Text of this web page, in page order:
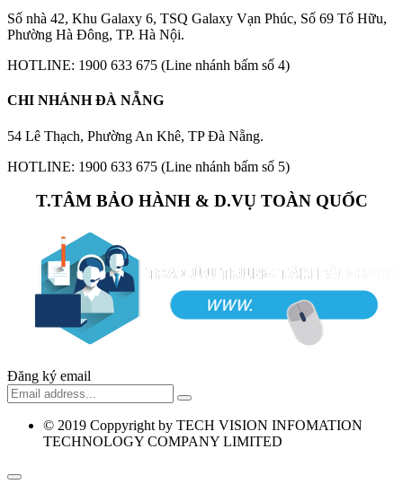
Số nhà 42, Khu Galaxy 6, TSQ Galaxy Vạn Phúc, Số 69 Tố Hữu,
Phường Hà Đông, TP. Hà Nội.
HOTLINE: 1900 633 675 (Line nhánh bấm số 4)
CHI NHÁNH ĐÀ NẴNG
54 Lê Thạch, Phường An Khê, TP Đà Nẵng.
HOTLINE: 1900 633 675 (Line nhánh bấm số 5)
T.TÂM BẢO HÀNH & D.VỤ TOÀN QUỐC
Đăng ký email
© 2019 Coppyright by TECH VISION INFOMATION
TECHNOLOGY COMPANY LIMITED